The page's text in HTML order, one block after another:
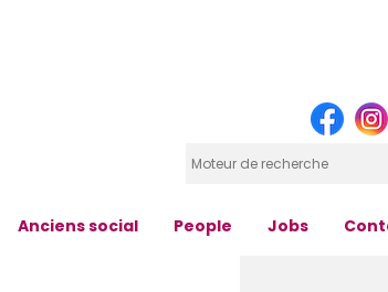
Anciens social People Jobs